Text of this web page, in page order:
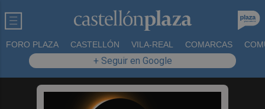
FORO PLAZA CASTELLÓN VILA-REAL COMARCAS
+ Seguir en Google